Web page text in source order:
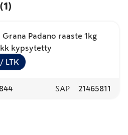
(1)
Grana Padano raaste 1kg
kk kypsytetty
/ LTK
SAP 21465811